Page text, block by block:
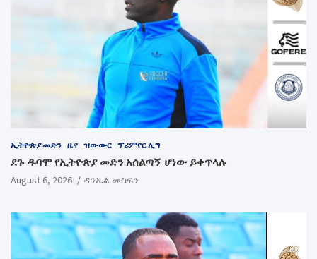
ኢትዮጵያ መድን ዜና ዝውውር ፕሪምየር ሊግ
ደጉ ዱባሞ የኢትዮጵያ መድን አሰልጣኝ ሆነው ይቀጥላሉ
August 6, 2026 ዳንኤል መስፍን